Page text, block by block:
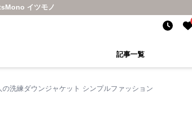
イツモノ
記事一覧
の洗練ダウンジャケット シンプルファッション